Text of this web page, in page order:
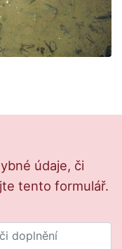
údaje, či
tento formulář.